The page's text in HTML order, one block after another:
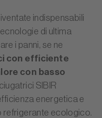
indispensabili
di ultima
i panni, se ne
con efficiente
con basso
SIBIR
energetica e
refrigerante ecologico.